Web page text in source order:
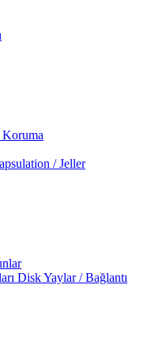
/ Jeller
Disk Yaylar / Bağlantı